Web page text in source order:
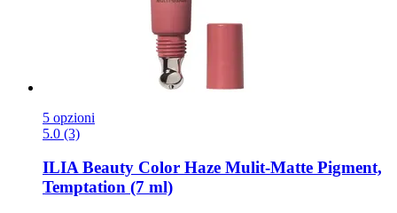
5 opzioni
5.0 (3)
ILIA Beauty Color Haze Mulit-​Matte Pigment,
Temptation (7 ml)